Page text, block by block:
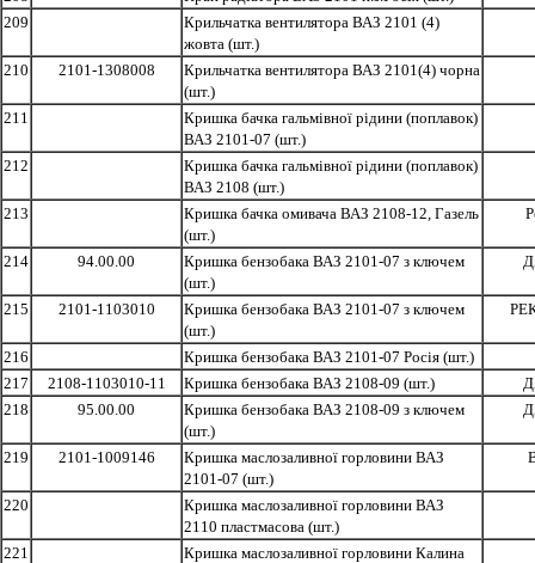
209
Крильчатка вентилятора ВАЗ 2101 (4)
жовта (шт.)
210
2101-1308008
Крильчатка вентилятора ВАЗ 2101(4) чорна
(шт.)
211
Кришка бачка гальмівної рідини (поплавок)
ВАЗ 2101-07 (шт.)
212
Кришка бачка гальмівної рідини (поплавок)
ВАЗ 2108 (шт.)
213
Кришка бачка омивача ВАЗ 2108-12, Газель
(шт.)
214 94.00.00
Кришка бензобака ВАЗ 2101-07 з ключем
(шт.)
215 2101-1103010
Кришка бензобака ВАЗ 2101-07 з ключем
(шт.)
216
Кришка бензобака ВАЗ 2101-07 Росія (шт.)
217
2108-1103010-11 Кришка бензобака ВАЗ 2108-09 (шт.)
218
95.00.00
Кришка бензобака ВАЗ 2108-09 з ключем
(шт.)
219 2101-1009146
Кришка маслозаливної горловини ВАЗ
2101-07 (шт.)
220
Кришка маслозаливної горловини ВАЗ
2110 пластмасова (шт.)
221
Кришка маслозаливної горловини Калина